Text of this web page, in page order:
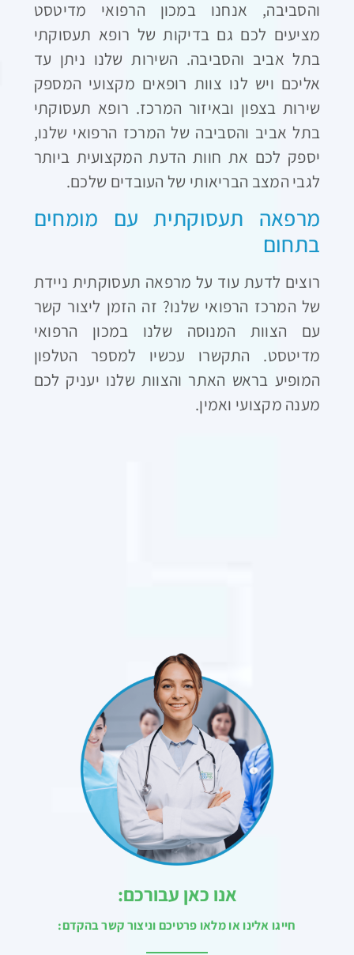
והסביבה, אנחנו במכון הרפואי מדיטסט
מציעים לכם גם בדיקות של רופא תעסוקתי
בתל אביב והסביבה. השירות שלנו ניתן עד
אליכם ויש לנו צוות רופאים מקצועי המספק
שירות בצפון ובאיזור המרכז. רופא תעסוקתי
בתל אביב והסביבה של המרכז הרפואי שלנו,
יספק לכם את חוות הדעת המקצועית ביותר
לגבי המצב הבריאותי של העובדים שלכם.
מרפאה תעסוקתית עם מומחים
בתחום
רוצים לדעת עוד על מרפאה תעסוקתית ניידת
של המרכז הרפואי שלנו? זה הזמן ליצור קשר
עם הצוות המנוסה שלנו במכון הרפואי
מדיטסט. התקשרו עכשיו למספר הטלפון
המופיע בראש האתר והצוות שלנו יעניק לכם
מענה מקצועי ואמין.
אנו כאן עבורכם:
חייגו אלינו או מלאו פרטיכם וניצור קשר בהקדם: